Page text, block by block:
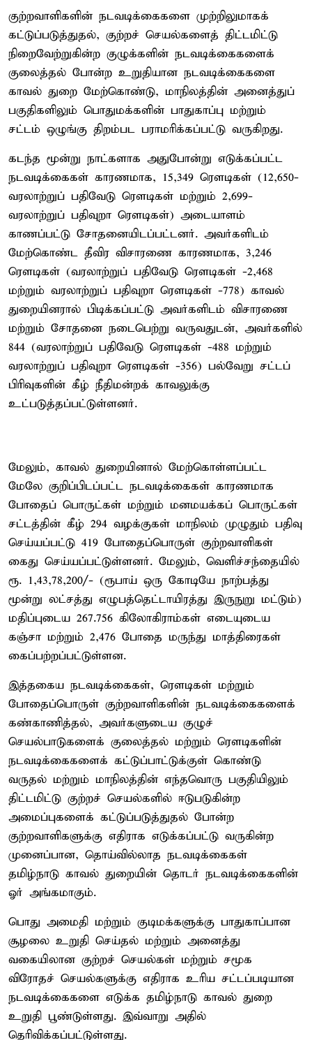
குற்றவாளிகளின் நடவடிக்கைகளை முற்றிலுமாகக்
கட்டுப்படுத்துதல், குற்றச் செயல்களைத் திட்டமிட்டு
நிறைவேற்றுகின்ற குழுக்களின் நடவடிக்கைகளைக்
குலைத்தல் போன்ற உறுதியான நடவடிக்கைகளை
காவல் துறை மேற்கொண்டு, மாநிலத்தின் அனைத்துப்
பகுதிகளிலும் பொதுமக்களின் பாதுகாப்பு மற்றும்
சட்டம் ஒழுங்கு திறம்பட பராமரிக்கப்பட்டு வருகிறது.
கடந்த மூன்று நாட்களாக அதுபோன்று எடுக்கப்பட்ட
நடவடிக்கைகள் காரணமாக, 15,349 ரௌடிகள் (12,650-
வரலாற்றுப் பதிவேடு ரௌடிகள் மற்றும் 2,699-
வரலாற்றுப் பதிவுறா ரௌடிகள்) அடையாளம்
காணப்பட்டு சோதனையிடப்பட்டனர். அவர்களிடம்
மேற்கொண்ட தீவிர விசாரணை காரணமாக, 3,246
ரௌடிகள் (வரலாற்றுப் பதிவேடு ரௌடிகள் -2,468
மற்றும் வரலாற்றுப் பதிவுறா ரௌடிகள் -778) காவல்
துறையினரால் பிடிக்கப்பட்டு அவர்களிடம் விசாரணை
மற்றும் சோதனை நடைபெற்று வருவதுடன், அவர்களில்
844 (வரலாற்றுப் பதிவேடு ரௌடிகள் -488 மற்றும்
வரலாற்றுப் பதிவுறா ரௌடிகள் -356) பல்வேறு சட்டப்
பிரிவுகளின் கீழ் நீதிமன்றக் காவலுக்கு
உட்படுத்தப்பட்டுள்ளனர்.
மேலும், காவல் துறையினால் மேற்கொள்ளப்பட்ட
மேலே குறிப்பிடப்பட்ட நடவடிக்கைகள் காரணமாக
போதைப் பொருட்கள் மற்றும் மனமயக்கப் பொருட்கள்
சட்டத்தின் கீழ் 294 வழக்குகள் மாநிலம் முழுதும் பதிவு
செய்யப்பட்டு 419 போதைப்பொருள் குற்றவாளிகள்
கைது செய்யப்பட்டுள்ளனர். மேலும், வெளிச்சந்தையில்
ரூ. 1,43,78,200/- (ரூபாய் ஒரு கோடியே நாற்பத்து
மூன்று லட்சத்து எழுபத்தெட்டாயிரத்து இருநுறு மட்டும்)
மதிப்புடைய 267.756 கிலோகிராம்கள் எடையுடைய
கஞ்சா மற்றும் 2,476 போதை மருந்து மாத்திரைகள்
கைப்பற்றப்பட்டுள்ளன.
இத்தகைய நடவடிக்கைகள், ரௌடிகள் மற்றும்
போதைப்பொருள் குற்றவாளிகளின் நடவடிக்கைகளைக்
கண்காணித்தல், அவர்களுடைய குழுச்
செயல்பாடுகளைக் குலைத்தல் மற்றும் ரௌடிகளின்
நடவடிக்கைகளைக் கட்டுப்பாட்டுக்குள் கொண்டு
வருதல் மற்றும் மாநிலத்தின் எந்தவொரு பகுதியிலும்
திட்டமிட்டு குற்றச் செயல்களில் ஈடுபடுகின்ற
அமைப்புகளைக் கட்டுப்படுத்துதல் போன்ற
குற்றவாளிகளுக்கு எதிராக எடுக்கப்பட்டு வருகின்ற
முனைப்பான, தொய்வில்லாத நடவடிக்கைகள்
தமிழ்நாடு காவல் துறையின் தொடர் நடவடிக்கைகளின்
ஓர் அங்கமாகும்.
பொது அமைதி மற்றும் குடிமக்களுக்கு பாதுகாப்பான
சூழலை உறுதி செய்தல் மற்றும் அனைத்து
வகையிலான குற்றச் செயல்கள் மற்றும் சமூக
விரோதச் செயல்களுக்கு எதிராக உரிய சட்டப்படியான
நடவடிக்கைகளை எடுக்க தமிழ்நாடு காவல் துறை
உறுதி பூண்டுள்ளது. இவ்வாறு அதில்
தெரிவிக்கப்பட்டுள்ளது.